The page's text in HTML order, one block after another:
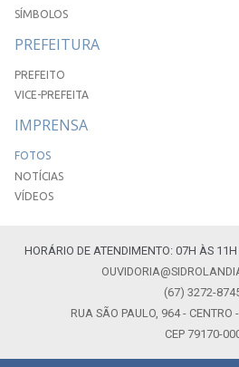
SÍMBOLOS
PREFEITURA
PREFEITO
VICE-PREFEITA
IMPRENSA
FOTOS
NOTÍCIAS
VÍDEOS
HORÁRIO DE ATENDIMENTO: 07H ÀS
(67) 3272-
RUA SÃO PAULO, 964 -
CEP 79170-